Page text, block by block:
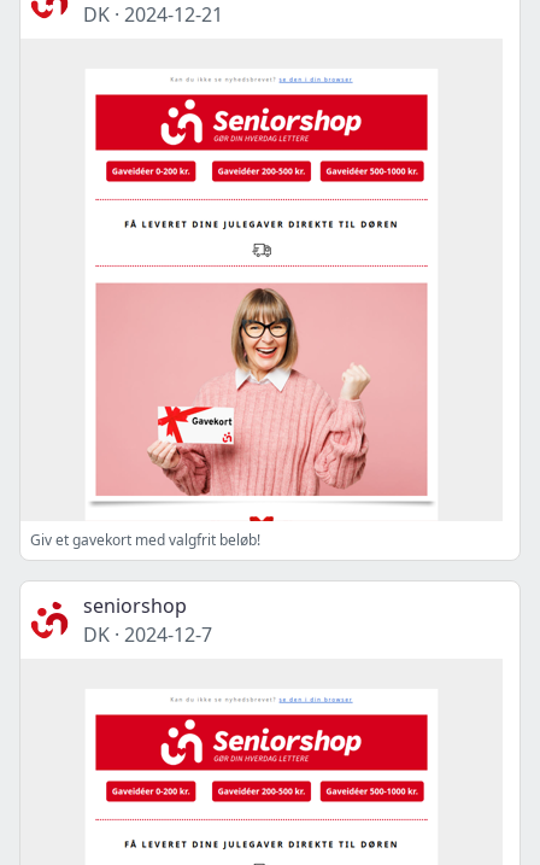
DK · 2024-12-21
Giv et gavekort med valgfrit beløb!
seniorshop
DK · 2024-12-7